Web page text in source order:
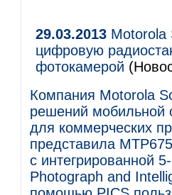
29.03.2013 Motorola
цифровую
фотокамерой
Компания Motorola
решений мобильной
для коммерческих
представила
с интегрированной
Photograph and